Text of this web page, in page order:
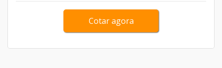
Cotar agora